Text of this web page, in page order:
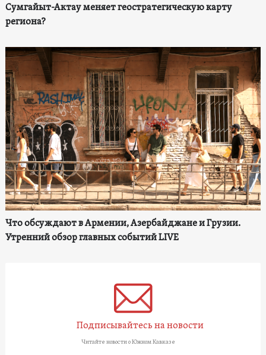
Сумгайыт-Актау меняет геостратегическую карту
региона?
Что обсуждают в Армении, Азербайджане и Грузии.
Утренний обзор главных событий LIVE
Подписывайтесь на новости
Читайте новости о Южном Кавказе